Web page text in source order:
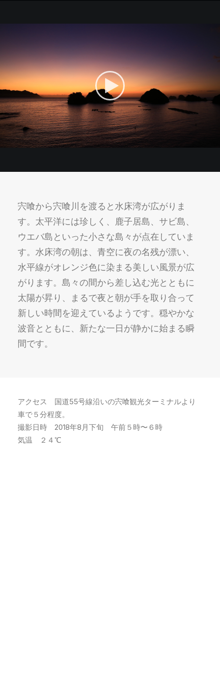
宍喰から宍喰川を渡ると水床湾が広がりま
す。太平洋には珍しく、鹿子居島、サビ島、
ウエバ島といった小さな島々が点在していま
す。水床湾の朝は、青空に夜の名残が漂い、
水平線がオレンジ色に染まる美しい風景が広
がります。島々の間から差し込む光とともに
太陽が昇り、まるで夜と朝が手を取り合って
新しい時間を迎えているようです。穏やかな
波音とともに、新たな一日が静かに始まる瞬
間です。
アクセス 国道55号線沿いの宍喰観光ターミナルより
車で５分程度。
撮影日時 2018年8月下旬 午前５時〜６時
気温 ２４℃